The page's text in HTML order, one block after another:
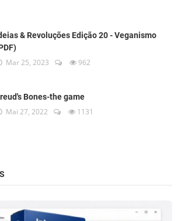
& Revoluções Edição 20 - Veganismo
Mar 25, 2023 962
Bones-the game
Mai 27, 2022 1131